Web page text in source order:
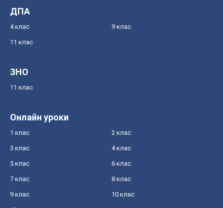
ДПА
4 клас 9 клас
11 клас
ЗНО
11 клас
Онлайн уроки
1 клас 2 клас
3 клас 4 клас
5 клас 6 клас
7 клас 8 клас
9 клас 10 клас